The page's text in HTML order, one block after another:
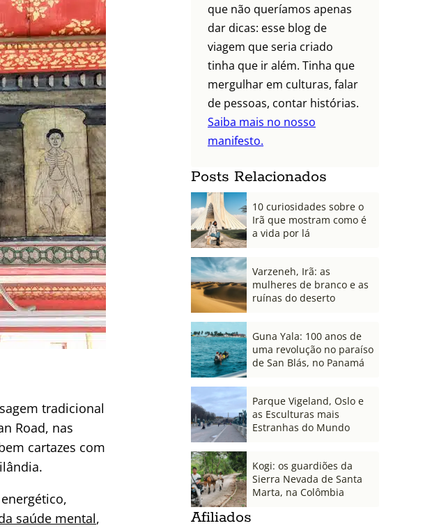
tradicional
Road, nas
cartazes com
saúde mental,
que não queríamos apenas
dar dicas: esse blog de
viagem que seria criado
tinha que ir além. Tinha que
mergulhar em culturas, falar
de pessoas, contar histórias.
Saiba mais no nosso
manifesto.
Posts Relacionados
10 curiosidades sobre o
Irã que mostram como é
a vida por lá
Varzeneh, Irã: as
mulheres de branco e as
ruínas do deserto
Guna Yala: 100 anos de
uma revolução no paraíso
de San Blás, no Panamá
Parque Vigeland, Oslo e
as Esculturas mais
Estranhas do Mundo
Kogi: os guardiões da
Sierra Nevada de Santa
Marta, na Colômbia
Afiliados